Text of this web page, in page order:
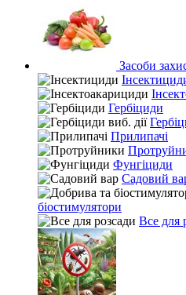
Засоби
Гербіциди
Прилипачі
Фунгіциди
Садовий
біостимулятори
Все для